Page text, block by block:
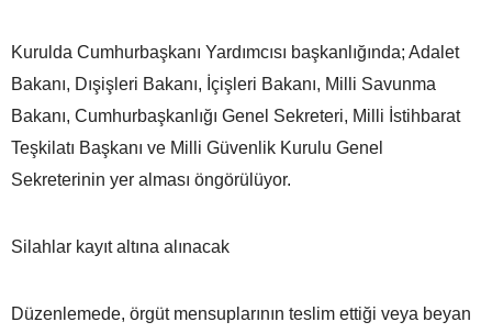
Kurulda Cumhurbaşkanı Yardımcısı başkanlığında; Adalet
Bakanı, Dışişleri Bakanı, İçişleri Bakanı, Milli Savunma
Bakanı, Cumhurbaşkanlığı Genel Sekreteri, Milli İstihbarat
Teşkilatı Başkanı ve Milli Güvenlik Kurulu Genel
Sekreterinin yer alması öngörülüyor.
Silahlar kayıt altına alınacak
Düzenlemede, örgüt mensuplarının teslim ettiği veya beyan